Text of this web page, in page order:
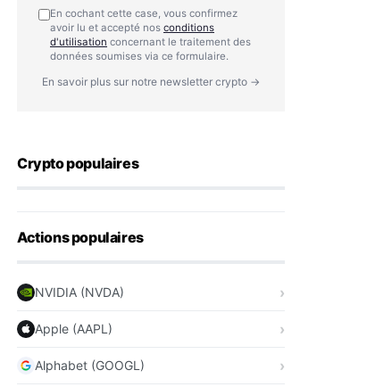
En cochant cette case, vous confirmez
avoir lu et accepté nos conditions
d'utilisation concernant le traitement des
données soumises via ce formulaire.
En savoir plus sur notre newsletter crypto →
Crypto populaires
Actions populaires
NVIDIA (NVDA)
Apple (AAPL)
Alphabet (GOOGL)